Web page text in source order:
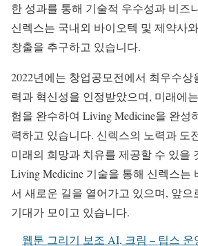
한 성과를 통해 기술적 우수성과 비즈
신렉스는 국내외 바이오텍 및 제약사
창출을 추구하고 있습니다.
2022년에는 창업공모전에서 최우수
력과 혁신성을 인정받았으며, 미래에
험을 완수하여 Living Medicine을 완성
력하고 있습니다. 신렉스의 노력과 도
미래의 희망과 치유를 제공할 수 있을
Living Medicine 기술을 통해 신렉스는
서 새로운 길을 열어가고 있으며, 앞으
기대가 모이고 있습니다.
웹툰 그리기 보조 AI, 크림 – 팁스